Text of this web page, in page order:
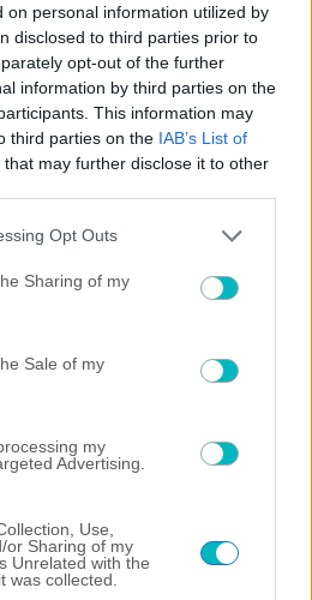
on personal information utilized by
disclosed to third parties prior to
opt-out of the further
information by third parties on the
This information may
third parties on the IAB’s List of
that may further disclose it to other
app uses one or more Google
behaviour. You may click to
and its third-party tags to
purposes in below Google
Opt Outs
Sharing of my
Sale of my
my
Advertising.
Use,
or Sharing of my
Unrelated with the
was collected.
καλύπτουν την μεταγραφή του
Καλογερόπουλου στο Α’
οικογένειάς του
Γερεμέγεφ
ήταν ο MVP στις προπονήσεις»